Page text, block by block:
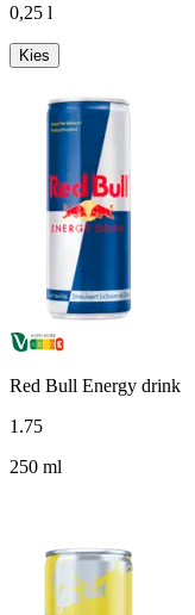
0,25 l
Kies
Red Bull Energy drink
1 .75
250 ml